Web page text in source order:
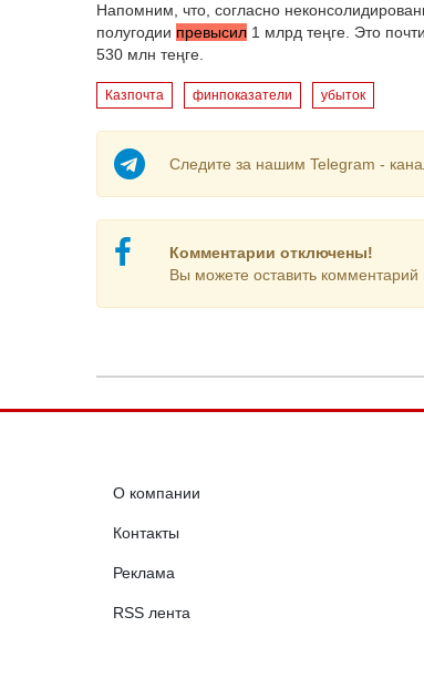
Напомним, что, согласно
полугодии превысил 1 млрд теңге. Это
530 млн теңге.
Казпочта финпоказатели убыток
Следите за нашим Telegram -
Комментарии отключены!
Вы можете оставить
О компании
Контакты
Реклама
RSS лента